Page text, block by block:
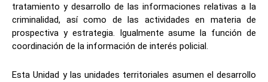
tratamiento y desarrollo de las informaciones relativas a la
criminalidad, así como de las actividades en materia de
prospectiva y estrategia. Igualmente asume la función de
coordinación de la información de interés policial.
Esta Unidad y las unidades territoriales asumen el desarrollo